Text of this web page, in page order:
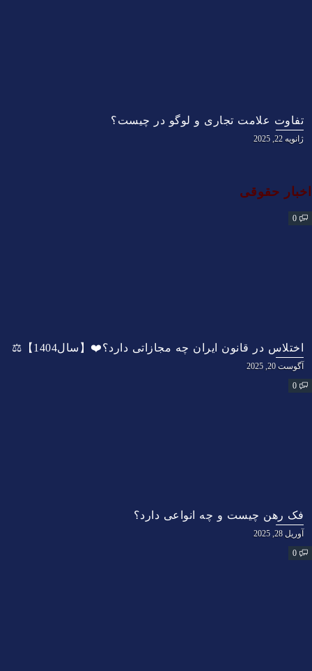
تفاوت علامت تجاری و لوگو در چیست؟
ژانویه 22, 2025
اخبار حقوقی
0
اختلاس در قانون ایران چه مجازاتی دارد؟❤️【سال1404】⚖️
آگوست 20, 2025
0
فک رهن چیست و چه انواعی دارد؟
آوریل 28, 2025
0